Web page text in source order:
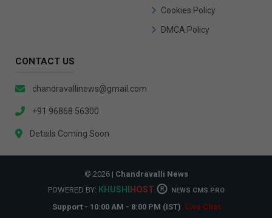
Cookies Policy
DMCA Policy
CONTACT US
chandravallinews@gmail.com
+91 96868 56300
Details Coming Soon
© 2026 | Chandravalli News
POWERED BY: KHUSHIHOST R NEWS CMS PRO
Support - 10:00 AM - 8:00 PM (IST) Live Chat